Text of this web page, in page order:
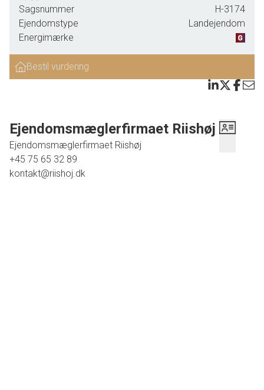
med 2,01 ha.
Sagsnummer
H-3174
Ejendomstype
Landejendom
Energimærke
Bestil vurdering
Ejendomsmæglerfirmaet Riishøj
Ejendomsmæglerfirmaet Riishøj
+45 75 65 32 89
kontakt@riishoj.dk